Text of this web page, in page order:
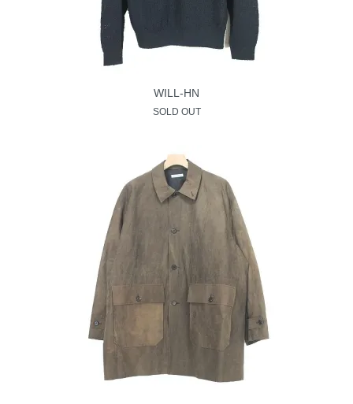
WILL-HN
SOLD OUT